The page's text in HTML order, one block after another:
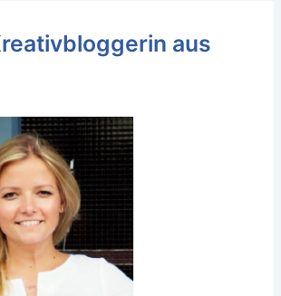
aus